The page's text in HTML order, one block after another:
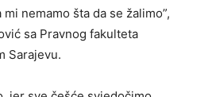
nemamo šta da se žalimo”,
sa Pravnog fakulteta
Sarajevu.